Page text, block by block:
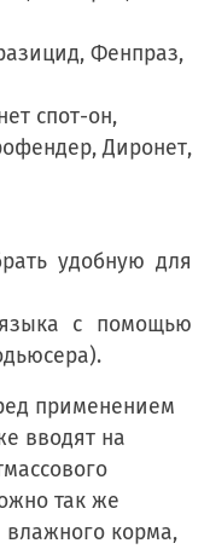
Фенпраз,
спот-он,
Диронет,
удобную для
с помощью
применением
вводят на
так же
корма,